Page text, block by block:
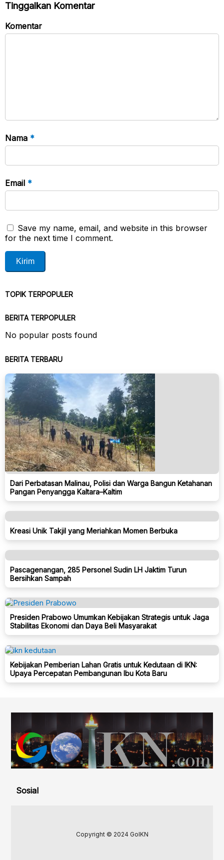
Tinggalkan Komentar
Komentar
Nama *
Email *
Save my name, email, and website in this browser
for the next time I comment.
TOPIK TERPOPULER
BERITA TERPOPULER
No popular posts found
BERITA TERBARU
Dari Perbatasan Malinau, Polisi dan Warga Bangun Ketahanan
Pangan Penyangga Kaltara–Kaltim
Kreasi Unik Takjil yang Meriahkan Momen Berbuka
Pascagenangan, 285 Personel Sudin LH Jaktim Turun
Bersihkan Sampah
Presiden Prabowo Umumkan Kebijakan Strategis untuk Jaga
Stabilitas Ekonomi dan Daya Beli Masyarakat
Kebijakan Pemberian Lahan Gratis untuk Kedutaan di IKN:
Upaya Percepatan Pembangunan Ibu Kota Baru
Sosial
Copyright © 2024 GoIKN